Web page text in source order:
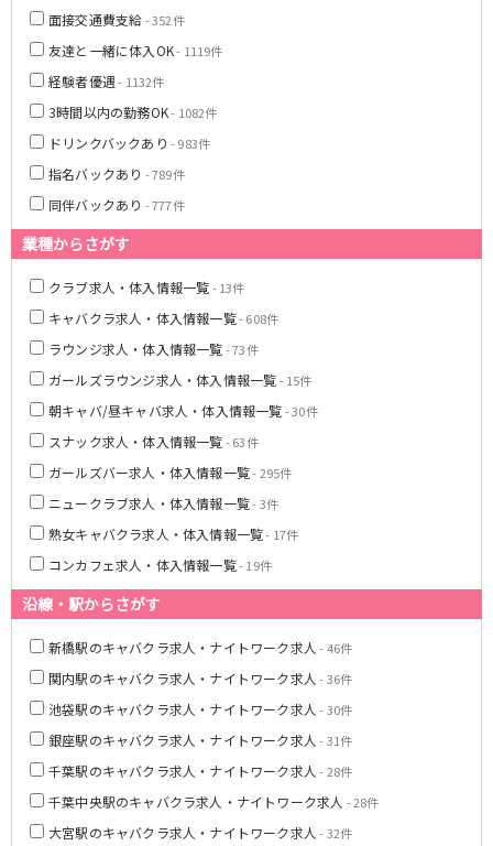
面接交通費支給- 352件
友達と一緒に体入OK- 1119件
経験者優遇- 1132件
3時間以内の勤務OK- 1082件
ドリンクバックあり - 983件
指名バックあり - 789件
同伴バックあり - 777件
業種からさがす
クラブ求人・体入情報一覧- 13件
キャバクラ求人・体入情報一覧- 608件
ラウンジ求人・体入情報一覧- 73件
ガールズラウンジ求人・体入情報一覧- 15件
朝キャバ/昼キャバ求人・体入情報一覧- 30件
スナック求人・体入情報一覧- 63件
ガールズバー求人・体入情報一覧- 295件
ニュークラブ求人・体入情報一覧- 3件
熟女キャバクラ求人・体入情報一覧- 17件
コンカフェ求人・体入情報一覧- 19件
沿線・駅からさがす
新橋駅のキャバクラ求人・ナイトワーク求人 - 46件
関内駅のキャバクラ求人・ナイトワーク求人 - 36件
池袋駅のキャバクラ求人・ナイトワーク求人 - 30件
銀座駅のキャバクラ求人・ナイトワーク求人 - 31件
千葉駅のキャバクラ求人・ナイトワーク求人 - 28件
千葉中央駅のキャバクラ求人・ナイトワーク求人 - 28件
大宮駅のキャバクラ求人・ナイトワーク求人 - 32件
本八幡駅
新宿三丁目駅
小川町駅
瑞江駅
つくばエクスプレス
つくば駅
浅草駅
守谷駅
東急大井町線
京急本線
京急蒲田駅
横須賀中央駅
品川駅
汐入駅
日ノ出町駅
平和島駅
京王井の頭線
吉祥寺駅
渋谷駅
神泉駅
下北沢駅
井の頭公園駅
明大前駅
池ノ上駅